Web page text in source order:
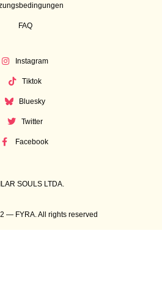
FAQ
Instagram
Tiktok
Bluesky
Twitter
Facebook
SOULS LTDA.
— FYRA. All rights reserved